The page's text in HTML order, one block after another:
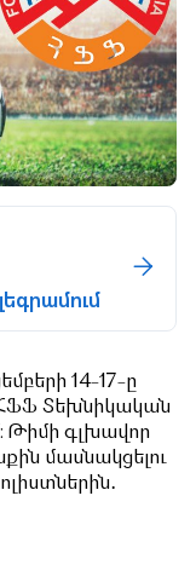
14-17-ը
Տեխնիկական
Թիմի գլխավոր
մասնակցելու